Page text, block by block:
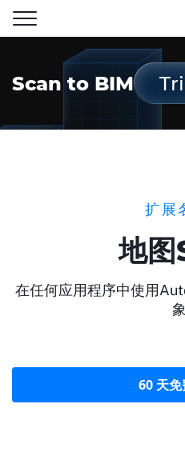
Scan to BIM
扩展
地
在任何应用程序中使用
象
60 天